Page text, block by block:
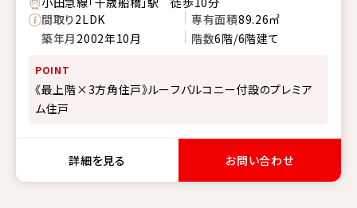
間取り2LDK 専有面積89.26㎡
築年月 2002年10月 階数6階/6階建て
POINT
《最上階×3方角住戸》ルーフバルコニー付設のプレミア
ム住戸
詳細を見る お問い合わせ